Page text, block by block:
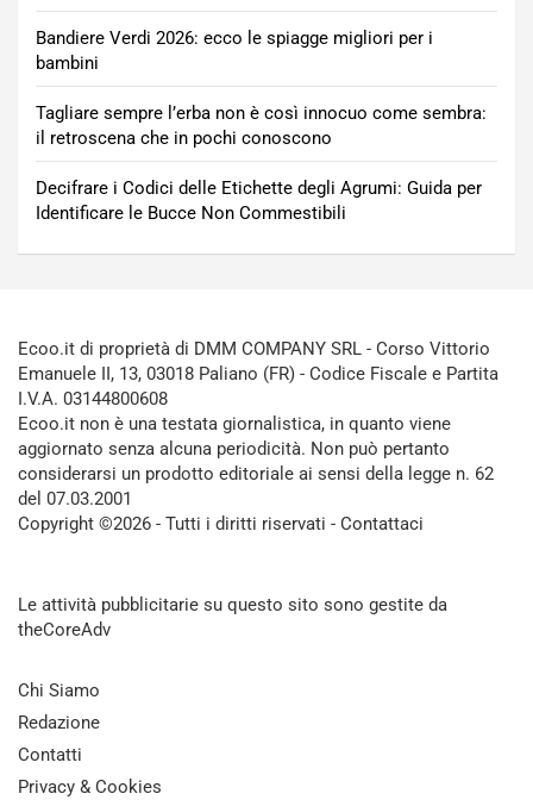
Bandiere Verdi 2026: ecco le spiagge migliori per i
bambini
Tagliare sempre l’erba non è così innocuo come sembra:
il retroscena che in pochi conoscono
Decifrare i Codici delle Etichette degli Agrumi: Guida per
Identificare le Bucce Non Commestibili
Ecoo.it di proprietà di DMM COMPANY SRL - Corso Vittorio
Emanuele II, 13, 03018 Paliano (FR) - Codice Fiscale e Partita
I.V.A. 03144800608
Ecoo.it non è una testata giornalistica, in quanto viene
aggiornato senza alcuna periodicità. Non può pertanto
considerarsi un prodotto editoriale ai sensi della legge n. 62
del 07.03.2001
Copyright ©2026 - Tutti i diritti riservati - Contattaci
Le attività pubblicitarie su questo sito sono gestite da
theCoreAdv
Chi Siamo
Redazione
Contatti
Privacy & Cookies